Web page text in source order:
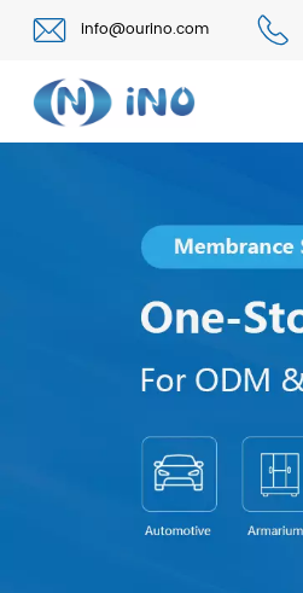
info@ourino.com